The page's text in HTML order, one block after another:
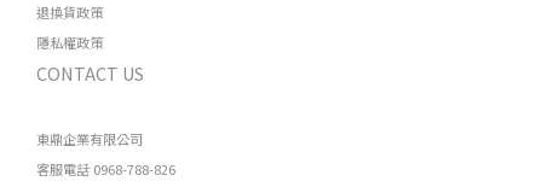
退換貨政策
隱私權政策
CONTACT US
東鼎企業有限公司
客服電話 0968-788-826